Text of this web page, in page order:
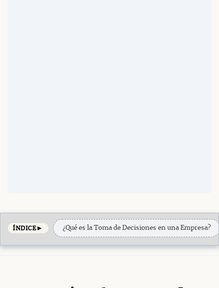
ÍNDICE► ¿Qué es la Toma de Decisiones en una Empresa?